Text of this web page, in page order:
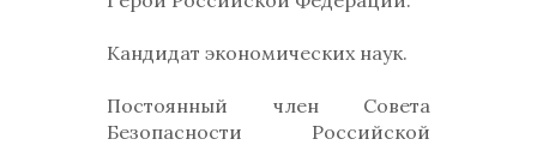
Кандидат экономических наук.
Постоянный член Совета
Безопасности Российской